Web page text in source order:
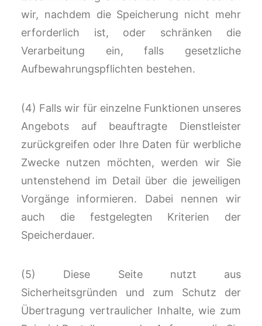
wir, nachdem die Speicherung nicht mehr
erforderlich ist, oder schränken die
Verarbeitung ein, falls gesetzliche
Aufbewahrungspflichten bestehen.
(4) Falls wir für einzelne Funktionen unseres
Angebots auf beauftragte Dienstleister
zurückgreifen oder Ihre Daten für werbliche
Zwecke nutzen möchten, werden wir Sie
untenstehend im Detail über die jeweiligen
Vorgänge informieren. Dabei nennen wir
auch die festgelegten Kriterien der
Speicherdauer.
(5) Diese Seite nutzt aus
Sicherheitsgründen und zum Schutz der
Übertragung vertraulicher Inhalte, wie zum